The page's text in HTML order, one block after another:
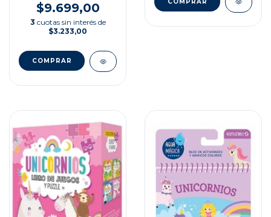
$9.699,00
3 cuotas sin interés de
$3.233,00